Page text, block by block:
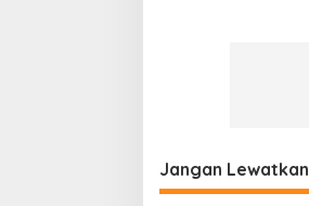
Jangan Lewatkan